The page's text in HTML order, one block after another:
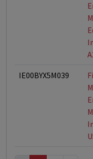
IE00BYX5M039